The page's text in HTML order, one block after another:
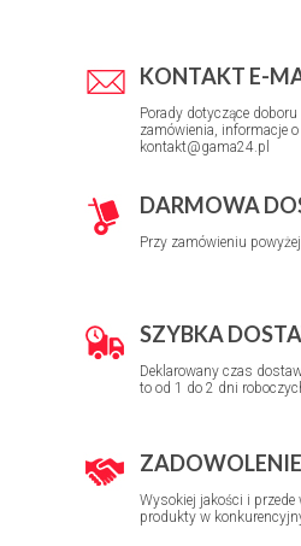
KONTAKT E-
Porady dotyczące
zamówienia, informacje
kontakt@gama24.pl
DARMOWA
Przy zamówieniu
SZYBKA
Deklarowany czas
to od 1 do 2 dni
ZADOWOLENIE
Wysokiej jakości i
produkty w